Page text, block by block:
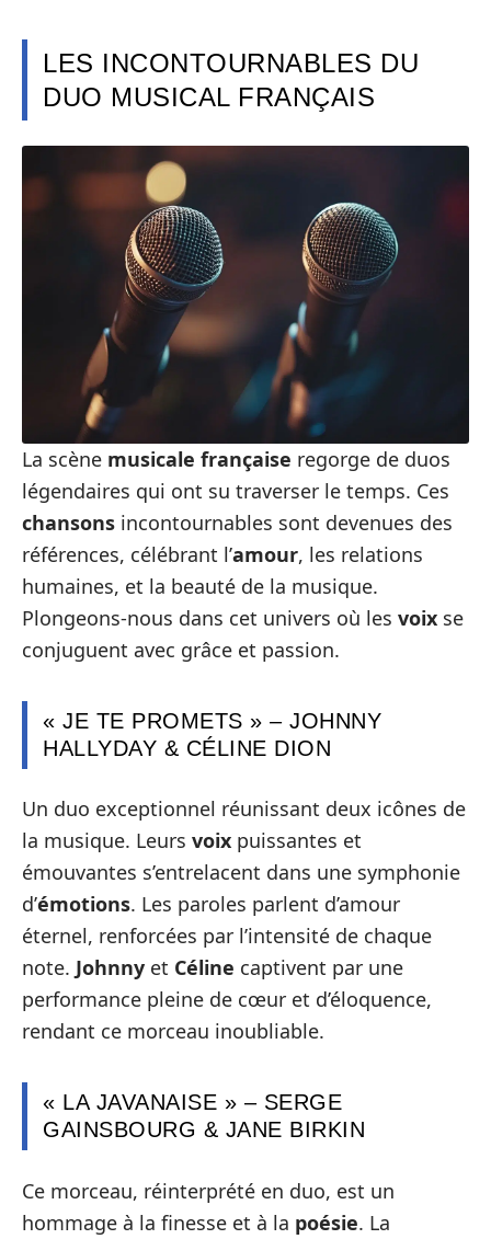
LES INCONTOURNABLES DU
DUO MUSICAL FRANÇAIS
La scène musicale française regorge de duos
légendaires qui ont su traverser le temps. Ces
chansons incontournables sont devenues des
références, célébrant l’amour, les relations
humaines, et la beauté de la musique.
Plongeons-nous dans cet univers où les voix se
conjuguent avec grâce et passion.
« JE TE PROMETS » – JOHNNY
HALLYDAY & CÉLINE DION
Un duo exceptionnel réunissant deux icônes de
la musique. Leurs voix puissantes et
émouvantes s’entrelacent dans une symphonie
d’émotions. Les paroles parlent d’amour
éternel, renforcées par l’intensité de chaque
note. Johnny et Céline captivent par une
performance pleine de cœur et d’éloquence,
rendant ce morceau inoubliable.
« LA JAVANAISE » – SERGE
GAINSBOURG & JANE BIRKIN
Ce morceau, réinterprété en duo, est un
hommage à la finesse et à la poésie. La